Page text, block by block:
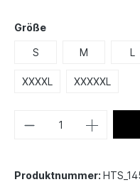
Größe
S M L
XXXXL XXXXXL
Produktnummer: